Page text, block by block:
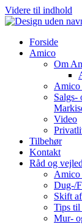
Videre til indhold
Forside
Amico
Om
Amico
Salgs-
Video
Tilbehør
Kontakt
Råd og
Amico
Dug-/
Skift
Tips til
Mur-